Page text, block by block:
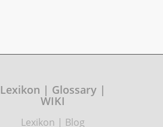
Lexikon | Glossary |
WIKI
Lexikon | Blog